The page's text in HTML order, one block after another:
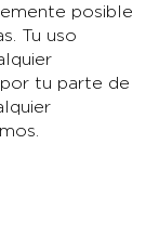
posible
Tu uso
tu parte de